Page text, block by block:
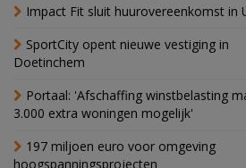
Impact Fit sluit huurovereenkomst in
SportCity opent nieuwe vestiging in
Doetinchem
Portaal: 'Afschaffing winstbelasting
3.000 extra woningen mogelijk'
197 miljoen euro voor omgeving
hoogspanningsprojecten